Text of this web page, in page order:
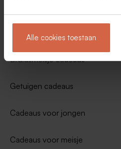
Alle cookies toestaan
Zakelijke cadeaus
Bruidsmeisje cadeaus
Getuigen cadeaus
Cadeaus voor jongen
Cadeaus voor meisje